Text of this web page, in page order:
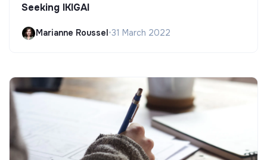
Seeking IKIGAI
Marianne Roussel •31 March 2022